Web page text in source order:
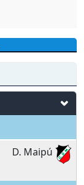
D. Maipú